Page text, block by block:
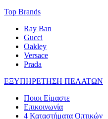
Top Brands
Ray Ban
Gucci
Oakley
Versace
Prada
ΕΞΥΠΗΡΕΤΗΣΗ ΠΕΛΑΤΩΝ
Ποιοι Είμαστε
Επικοινωνία
4 Καταστήματα Οπτικών